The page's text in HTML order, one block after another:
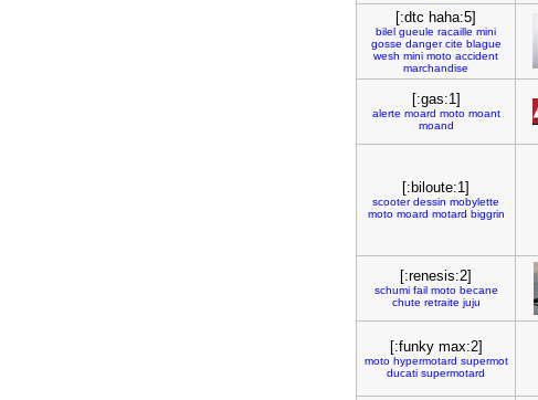
[:dtc haha:5]
bilel gueule racaille mini
gosse danger cite blague
wesh mini moto accident
marchandise
[:gas:1]
alerte moard moto moant
moand
[:biloute:1]
scooter dessin mobylette
moto moard motard biggrin
[:renesis:2]
schumi fail moto becane
chute retraite juju
[:funky max:2]
moto hypermotard supermot
ducati supermotard